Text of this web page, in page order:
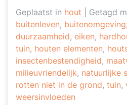
Geplaatst in hout Getagd
buitenleven, buitenomgeving,
duurzaamheid, eiken,
tuin, houten elementen,
insectenbestendigheid,
milieuvriendelijk, natuurlijke
rotten niet in de grond, tuin,
weersinvloeden